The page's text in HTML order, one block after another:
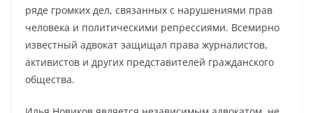
ряде громких дел, связанных с нарушениями прав
человека и политическими репрессиями. Всемирно
известный адвокат защищал права журналистов,
активистов и других представителей гражданского
общества.